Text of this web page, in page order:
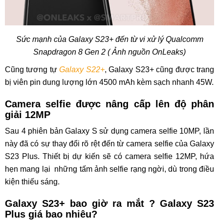
Sức mạnh của Galaxy S23+ đến từ vi xử lý Qualcomm
Snapdragon 8 Gen 2 ( Ảnh nguồn OnLeaks)
Cũng tương tựGalaxy S22+, Galaxy S23+ cũng được trang
bị viên pin dung lượng lớn 4500 mAh kèm sạch nhanh 45W.
Camera selfie được nâng cấp lên độ phân
giải 12MP
Sau 4 phiên bản Galaxy S sử dụng camera selfie 10MP, lần
này đã có sự thay đổi rõ rệt đến từ camera selfie của Galaxy
S23 Plus. Thiết bị dự kiến sẽ có camera selfie 12MP, hứa
hẹn mang lại những tấm ảnh selfie rạng ngời, dù trong điều
kiện thiếu sáng.
Galaxy S23+ bao giờ ra mắt ? Galaxy S23
Plus giá bao nhiêu?